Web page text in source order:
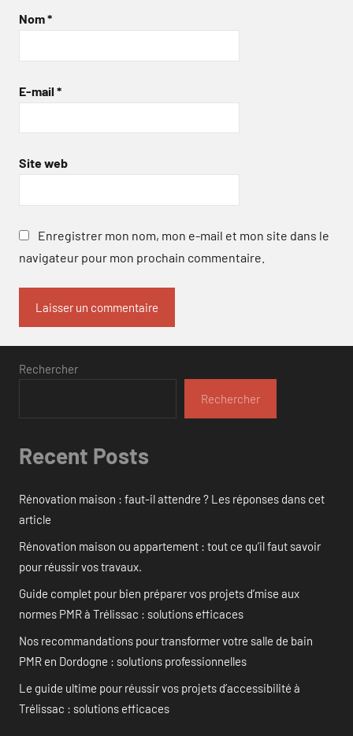
Nom*
E-mail *
Site web
Enregistrer mon nom, mon e-mail et mon site dans le
navigateur pour mon prochain commentaire.
Rechercher
Rechercher
Recent Posts
Rénovation maison : faut-il attendre ? Les réponses dans cet
article
Rénovation maison ou appartement : tout ce qu’il faut savoir
pour réussir vos travaux.
Guide complet pour bien préparer vos projets d’mise aux
normes PMR à Trélissac : solutions efficaces
Nos recommandations pour transformer votre salle de bain
PMR en Dordogne : solutions professionnelles
Le guide ultime pour réussir vos projets d’accessibilité à
Trélissac : solutions efficaces